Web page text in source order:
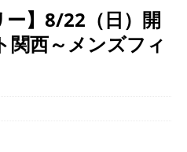
ー】8/22（日）開
関西～メンズフィ